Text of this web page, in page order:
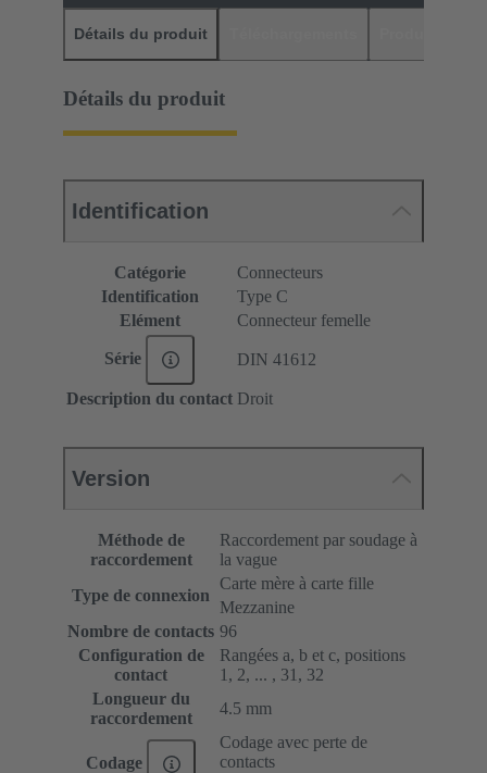
Détails du produit
Détails du produit
Identification
Catégorie
Connecteurs
Identification
Type C
Elément
Connecteur femelle
Série DIN 41612
Description du contact Droit
Version
Méthode de
raccordement
Raccordement par soudage à
la vague
Type de connexion
Carte mère à carte fille
Mezzanine
Nombre de contacts 96
Configuration de
contact
Rangées a, b et c, positions
1, 2, ... , 31, 32
Longueur du
raccordement
4.5 mm
Codage
Codage avec perte de
contacts